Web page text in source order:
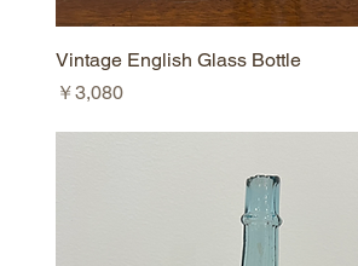
Vintage English Glass Bottle
価格
￥3,080